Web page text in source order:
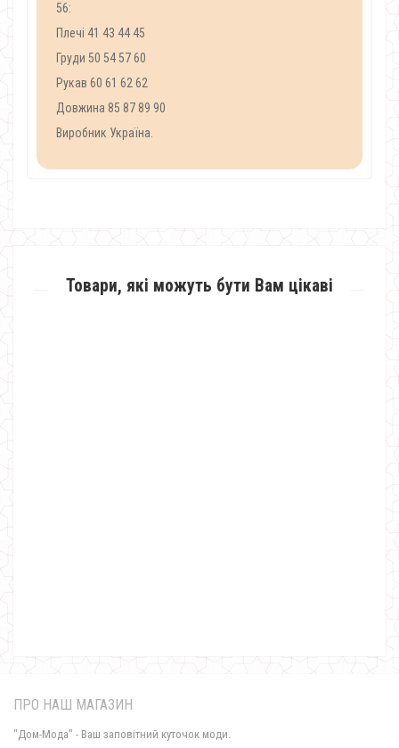
56:
Плечі 41 43 44 45
Груди 50 54 57 60
Рукав 60 61 62 62
Довжина 85 87 89 90
Виробник Україна.
Товари, які можуть бути Вам цікаві
ПРО НАШ МАГАЗИН
"Дом-Мода" - Ваш заповітний куточок моди.